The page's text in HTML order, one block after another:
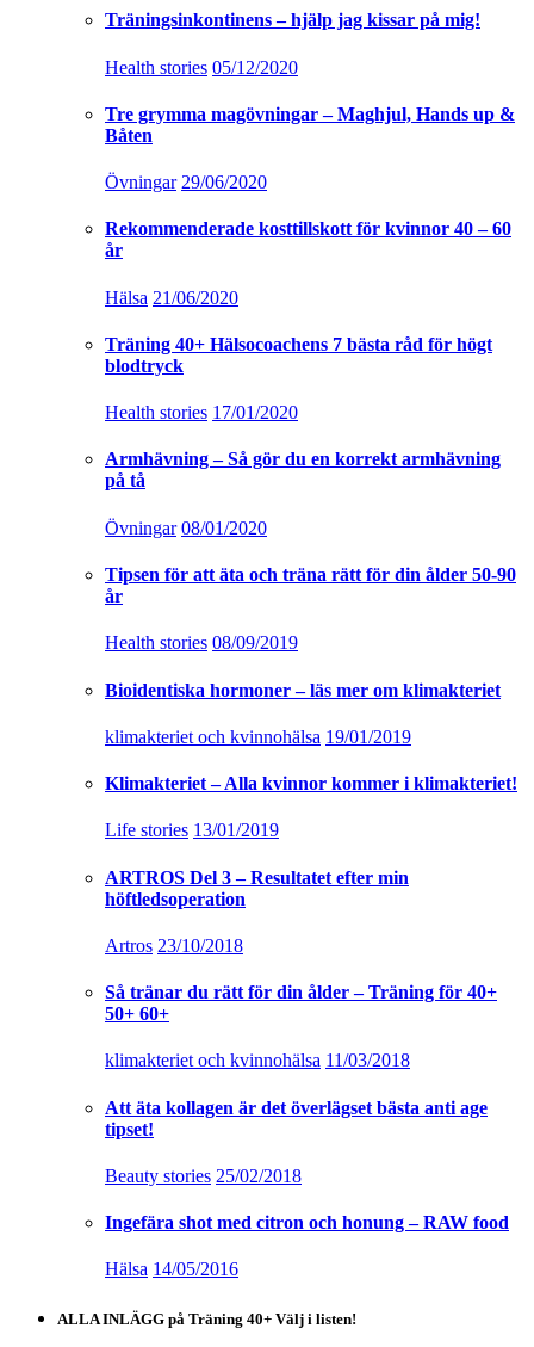
Träningsinkontinens – hjälp jag kissar på mig!
Health stories 05/12/2020
Tre grymma magövningar – Maghjul, Hands up &
Båten
Övningar 29/06/2020
Rekommenderade kosttillskott för kvinnor 40 – 60
år
Hälsa 21/06/2020
Träning 40+ Hälsocoachens 7 bästa råd för högt
blodtryck
Health stories 17/01/2020
Armhävning – Så gör du en korrekt armhävning
på tå
Övningar 08/01/2020
Tipsen för att äta och träna rätt för din ålder 50-90
år
Health stories 08/09/2019
Bioidentiska hormoner – läs mer om klimakteriet
klimakteriet och kvinnohälsa 19/01/2019
Klimakteriet – Alla kvinnor kommer i klimakteriet!
Life stories 13/01/2019
ARTROS Del 3 – Resultatet efter min
höftledsoperation
Artros 23/10/2018
Så tränar du rätt för din ålder – Träning för 40+
50+ 60+
klimakteriet och kvinnohälsa 11/03/2018
Att äta kollagen är det överlägset bästa anti age
tipset!
Beauty stories 25/02/2018
Ingefära shot med citron och honung – RAW food
Hälsa 14/05/2016
ALLA INLÄGG på Träning 40+ Välj i listen!